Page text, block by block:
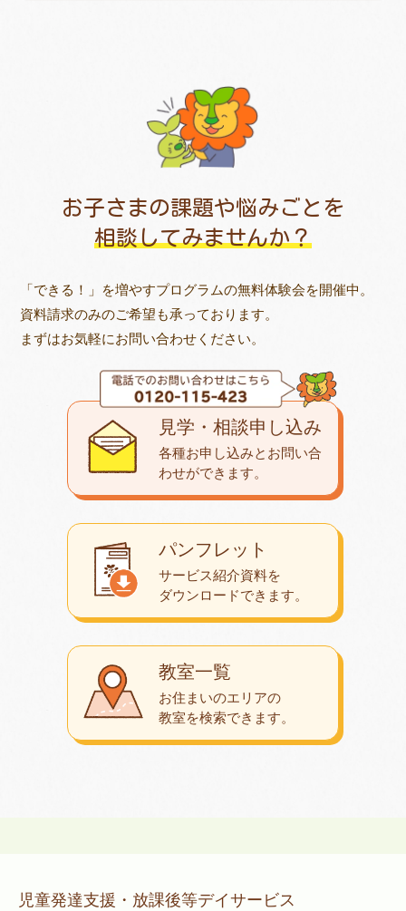
お子さまの課題や悩みごとを
相談してみませんか？
「できる！」を増やすプログラムの無料体験会を開催中。
資料請求のみのご希望も承っております。
まずはお気軽にお問い合わせください。
教室一覧
お住まいのエリアの
教室を検索できます。
パンフレット
サービス紹介資料を
ダウンロードできます。
見学・相談申し込み
各種お申し込みとお問い合
わせができます。
児童発達支援・放課後等デイサービス